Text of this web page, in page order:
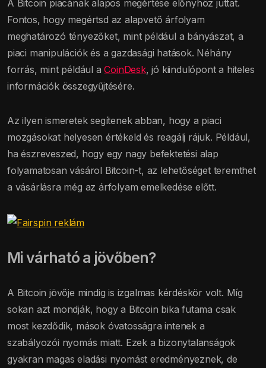
A Bitcoin piacának alapos megértése előnyhöz juttat.
Fontos, hogy megértsd az alapvető árfolyam
meghatározó tényezőket, mint például a bányászat, a
piaci manipulációk és a gazdasági hatások. Néhány
forrás, mint például aCoinDesk, jó kiindulópont a hiteles
információk összegyűjtésére.
Az ilyen ismeretek segítenek abban, hogy a piaci
mozgásokat helyesen értékeld és reagálj rájuk. Például,
ha észreveszed, hogy egy nagy befektetési alap
folyamatosan vásárol Bitcoin-t, az lehetőséget teremthet
a vásárlásra még az árfolyam emelkedése előtt.
Mi várható a jövőben?
A Bitcoin jövője mindig is izgalmas kérdéskör volt. Míg
sokan azt mondják, hogy a Bitcoin bika futama csak
most kezdődik, mások óvatosságra intenek a
szabályozói nyomás miatt. Ezek a bizonytalanságok
gyakran magas eladási nyomást eredményeznek, de